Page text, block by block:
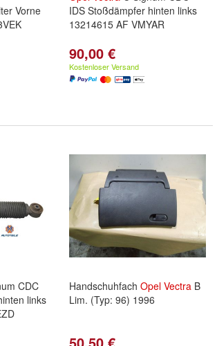
Vorne
IDS Stoßdämpfer hinten links
13214615 AF VMYAR
90,00 €
Kostenloser Versand
CDC
links
Handschuhfach Opel Vectra B
Lim. (Typ: 96) 1996